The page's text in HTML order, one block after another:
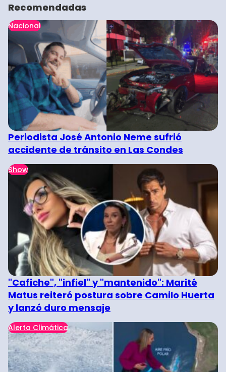
Recomendadas
Nacional
Periodista José Antonio Neme sufrió
accidente de tránsito en Las Condes
Show
"Cafiche", "infiel" y "mantenido": Marité
Matus reiteró postura sobre Camilo Huerta
y lanzó duro mensaje
Alerta Climática